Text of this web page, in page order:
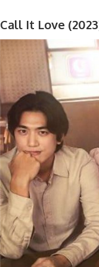
Call It Love